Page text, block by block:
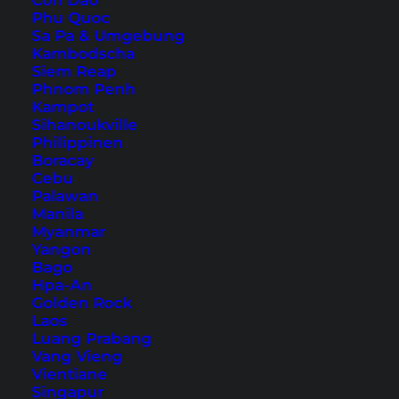
Phu Quoc
Sa Pa & Umgebung
Kambodscha
Siem Reap
Phnom Penh
Kampot
Sihanoukville
Philippinen
Boracay
Cebu
Palawan
Manila
Myanmar
Yangon
Bago
Hpa-An
Golden Rock
Laos
Luang Prabang
Vang Vieng
Vientiane
Singapur
oder Hotels. Teilweise liegen sie direkt am
Strand oder nah an Einkaufsmöglichkeiten zur
Selbstverpflegung. In diesem Artikel stellen wir
dir unsere 7 Tipps für Hotels in Esperance vor.
1. RAC Esperance Holiday Park